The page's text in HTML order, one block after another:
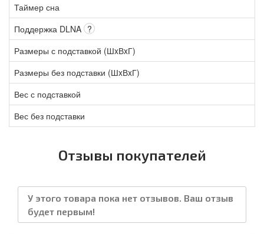
Таймер сна
Поддержка DLNA ?
Размеры с подставкой (ШxВxГ)
Размеры без подставки (ШxВxГ)
Вес с подставкой
Вес без подставки
Отзывы покупателей
У этого товара пока нет отзывов. Ваш отзыв
будет первым!